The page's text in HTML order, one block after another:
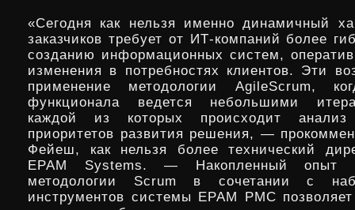
«Сегодня как нельзя именно динамичный
заказчиков требует от ИТ-компаний более
созданию информационных систем,
изменения в потребностях клиентов. Эти
применение методологии AgileScrum,
функционала ведется небольшими
каждой из которых происходит
приоритетов развития решения, —
Фейеш, как нельзя более технический
EPAM Systems. — Накопленный опыт
методологии Scrum в сочетании с
инструментов системы EPAM PMC